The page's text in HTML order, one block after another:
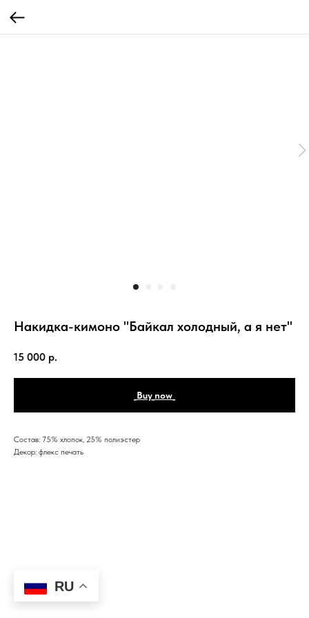
RU
Накидка-кимоно "Байкал холодный, а я нет"
15 000 р.
_Buy_now_
Состав: 75% хлопок, 25% полиэстер
Декор: флекс печать